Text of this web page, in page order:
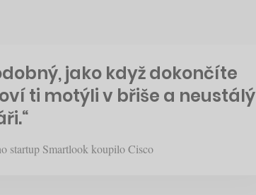
jako když dokončíte
ti motýli v břiše a neustálý
startup Smartlook koupilo Cisco